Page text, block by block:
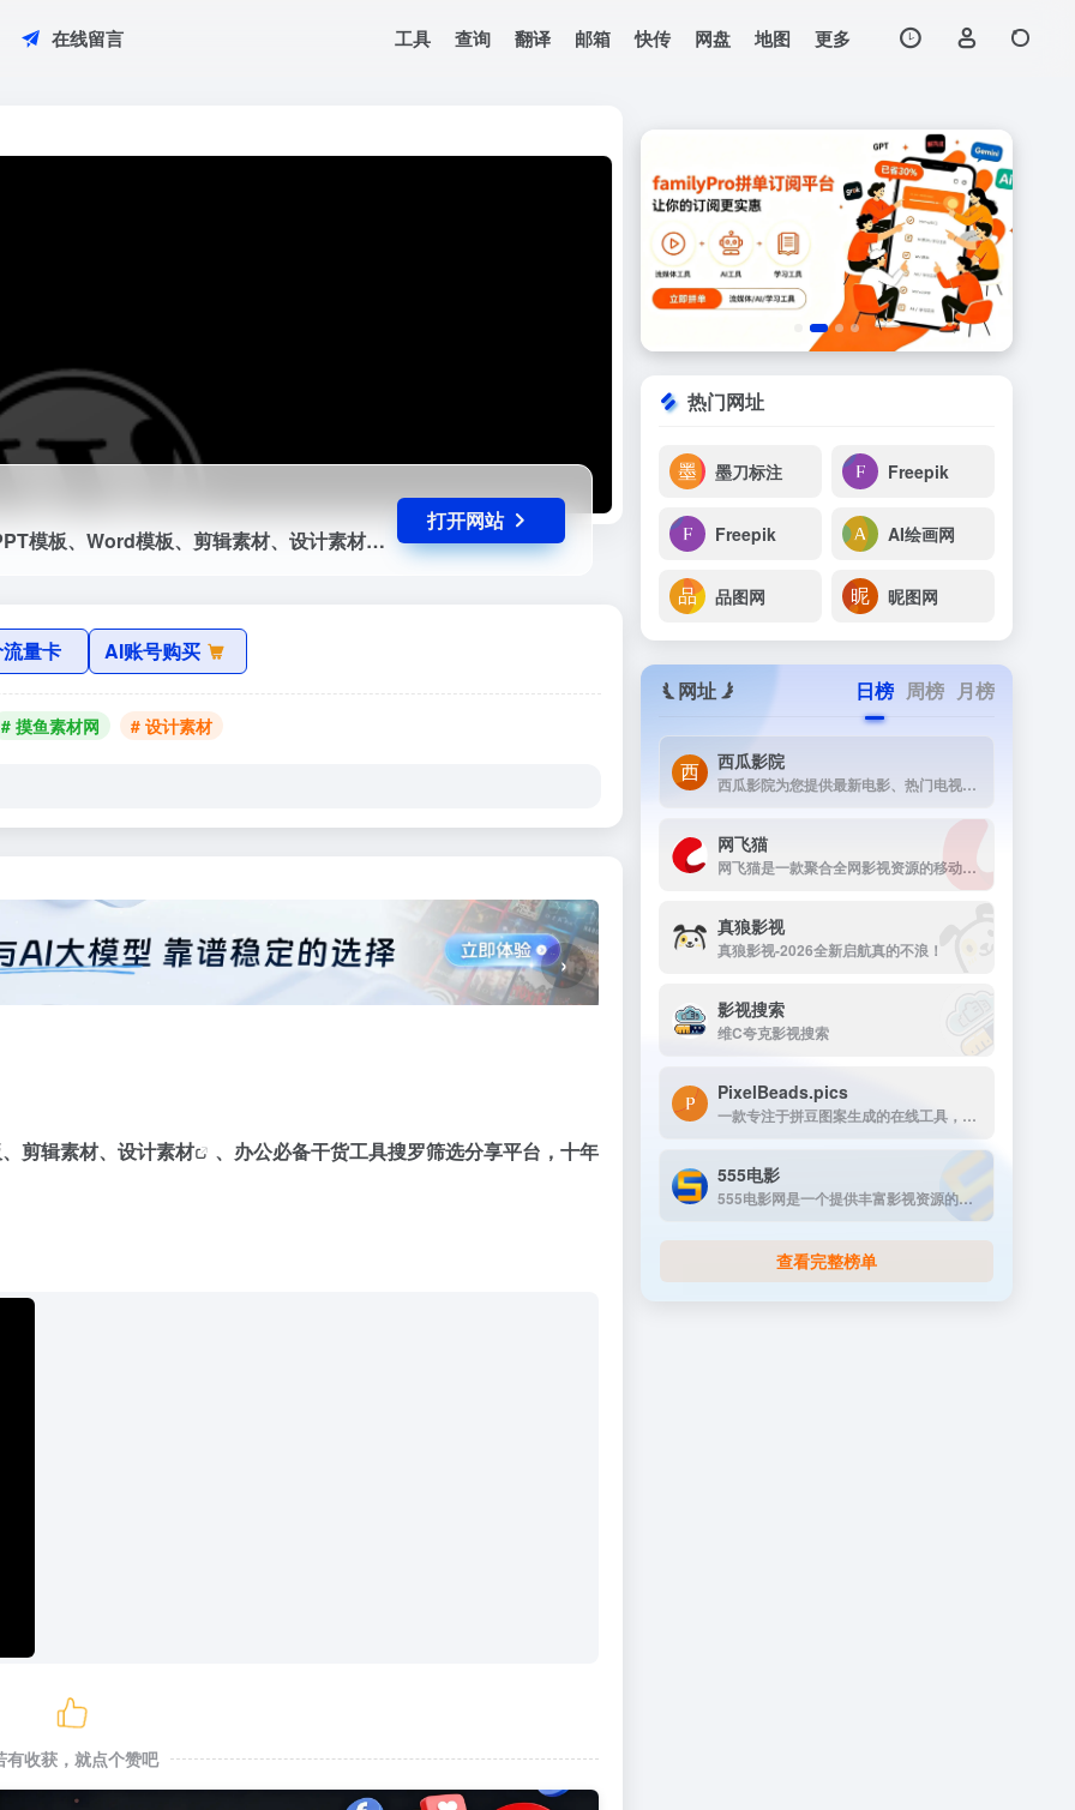
在线留言 工具 查询 翻译 邮箱 快传 网盘 地图 更多
摸鱼办公是摸鱼办公是优质的办公素材、PPT模板、Word模板、剪辑素材、设计素材、办公必备干货工具搜罗筛选分享平台，十年磨一剑，只筛选最优质的资源分享
打开网站
量卡 AI账号购买
# 摸鱼素材网 # 设计素材
›
剪辑素材、 设计素材 、办公必备干货工具搜罗筛选分享平台，十年
有收获，就点个赞吧
热门网址
墨刀标注 Freepik
Freepik AI绘画网
品图网 昵图网
网址 日榜 周榜 月榜
西瓜影院
西瓜影院为您提供最新电影、热门电视剧、综艺动漫免费在线观看，高清流畅无广告，海量片源每日更新，打造极致观影体验。
网飞猫
网飞猫是一款聚合全网影视资源的移动端播放应用，主打免费、高画...
真狼影视
真狼影视-2026全新启航真的不浪！
影视搜索
维C夸克影视搜索
PixelBeads.pics
一款专注于拼豆图案生成的在线工具，用户只需上传任意照片或图片，即可一键将其像素化为可打印的拼豆图稿。
555电影
555电影网是一个提供丰富影视资源的在线观看平台，致力于为用户提供高清、无广告的观影体验。该网站涵盖多种类型的影视内容，包括电影、电视剧、动漫、综艺等，满足不同观众的需求。
查看完整榜单